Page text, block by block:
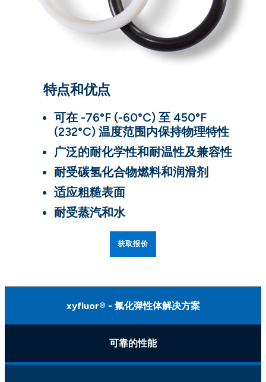
特点和优点
可在 -76°F (-60°C) 至 450°F
(232°C) 温度范围内保持物理特性
广泛的耐化学性和耐温性及兼容性
耐受碳氢化合物燃料和润滑剂
适应粗糙表面
耐受蒸汽和水
获取报价
xyfluor® - 氟化弹性体解决方案
可靠的性能